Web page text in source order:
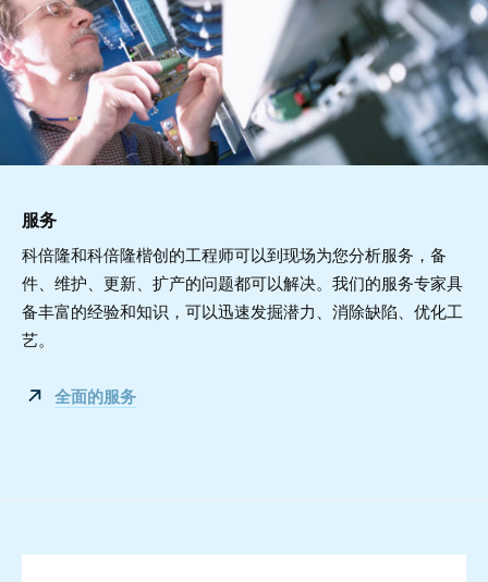
服务
科倍隆和科倍隆楷创的工程师可以到现场为您分析服务，备
件、维护、更新、扩产的问题都可以解决。我们的服务专家具
备丰富的经验和知识，可以迅速发掘潜力、消除缺陷、优化工
艺。
全面的服务